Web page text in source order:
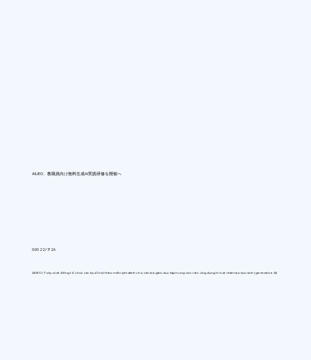
AIUEO、教職員向け無料生成AI実践研修を開催へ
0:00 22/7/26
AIUEO (Tokyo) sẽ đồng tổ chức các buổi hội thảo miễn phí dành cho cán bộ giáo dục tập trung vào việc ứng dụng trí tuệ nhân tạo tạo sinh (generative AI)